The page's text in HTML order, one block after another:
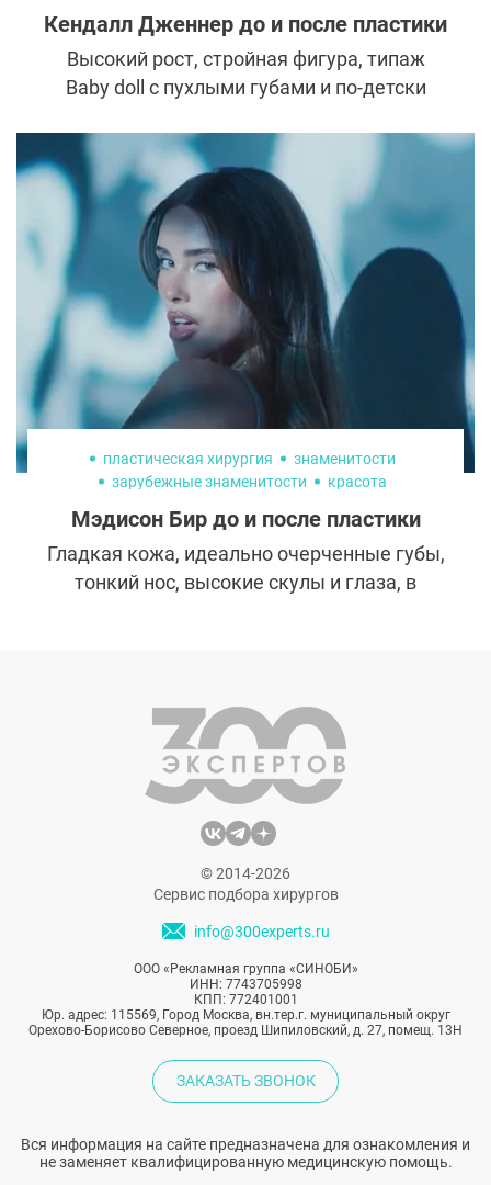
Кендалл Дженнер до и после пластики
Высокий рост, стройная фигура, типаж
Baby doll с пухлыми губами и по-детски
Кендалл Дженнер в модельном бизнесе и
популярности в «Инстаграм». Но, как и у
большинства членов звездной семьи
Кардашьян-Дженнер, без помощи
пластических хирургов дело вряд ли
обошлось.
пластическая хирургия
знаменитости
зарубежные знаменитости
красота
Мэдисон Бир до и после пластики
Гладкая кожа, идеально очерченные губы,
тонкий нос, высокие скулы и глаза, в
именно эта почти кукольная внешность и
стала причиной многолетней охоты за
истиной — сделала или нет?
© 2014-2026
Сервис подбора хирургов
info@300experts.ru
ООО «Рекламная группа «СИНОБИ»
ИНН: 7743705998
КПП: 772401001
Юр. адрес: 115569, Город Москва, вн.тер.г. муниципальный округ
Орехово-Борисово Северное, проезд Шипиловский, д. 27, помещ. 13Н
ЗАКАЗАТЬ ЗВОНОК
Вся информация на сайте предназначена для ознакомления и
не заменяет квалифицированную медицинскую помощь.